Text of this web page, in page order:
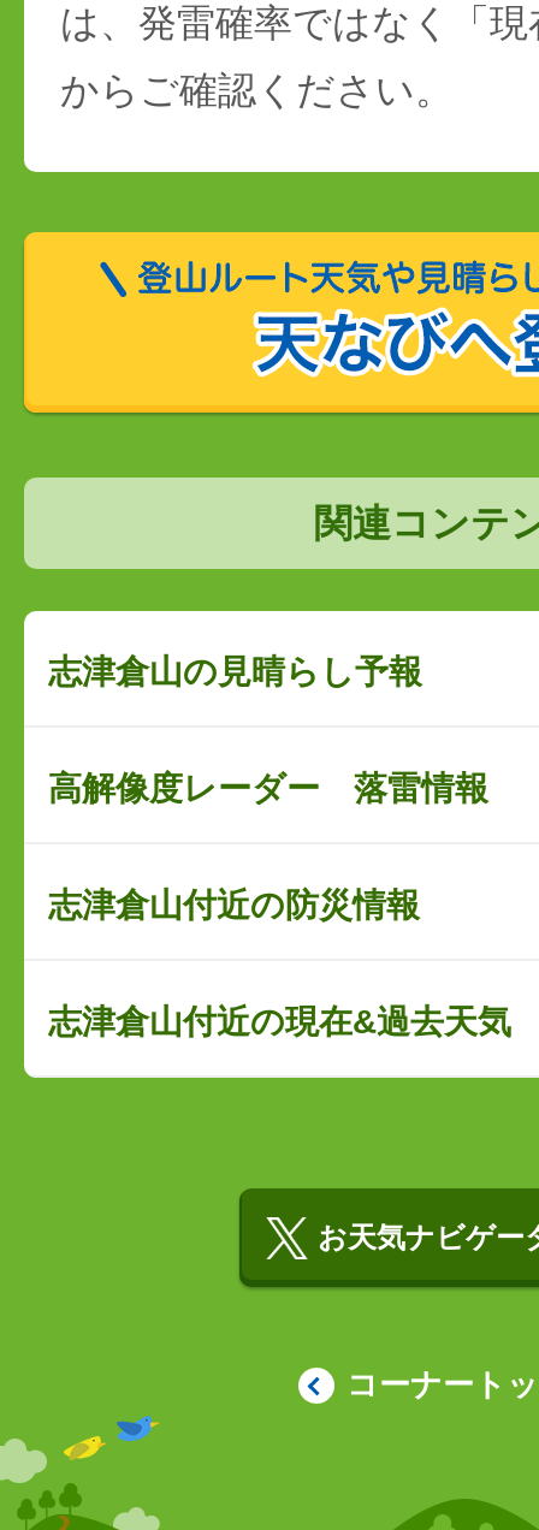
は、発雷確率ではなく「
からご確認ください。
関連コンテ
志津倉山の見晴らし予報
高解像度レーダー 落雷情報
志津倉山付近の防災情報
志津倉山付近の現在&過去天気
お天気ナビゲー
コーナート